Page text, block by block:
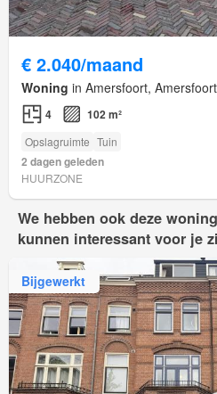
€ 2.040/maand
Woning in Amersfoort,
4 102 m²
Opslagruimte Tuin
2 dagen geleden
HUURZONE
We hebben ook deze
kunnen interessant voor je
Bijgewerkt